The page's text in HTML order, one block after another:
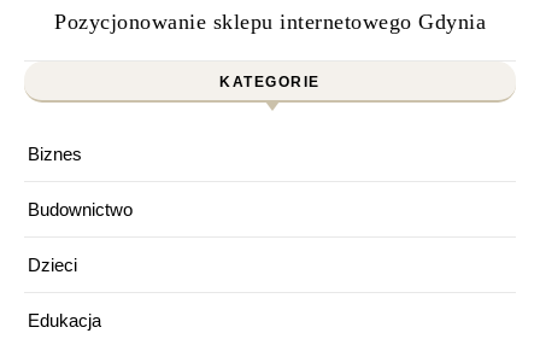
Pozycjonowanie sklepu internetowego Gdynia
KATEGORIE
Biznes
Budownictwo
Dzieci
Edukacja